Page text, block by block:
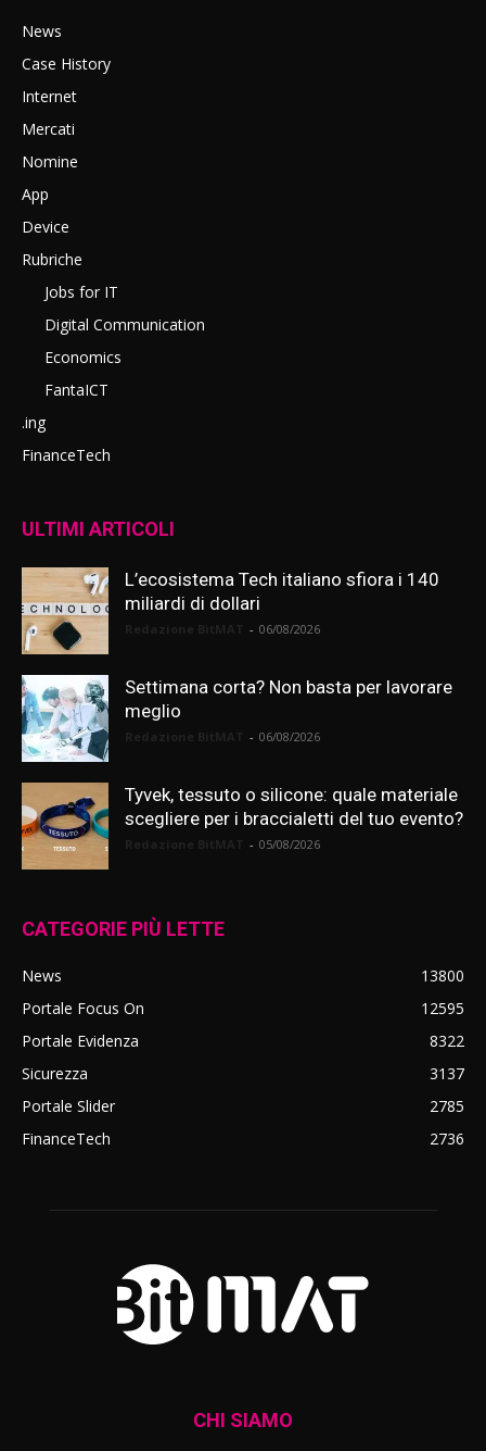
News
Case History
Internet
Mercati
Nomine
App
Device
Rubriche
Jobs for IT
Digital Communication
Economics
FantaICT
.ing
FinanceTech
ULTIMI ARTICOLI
L’ecosistema Tech italiano sfiora i 140
miliardi di dollari
- 06/08/2026
Settimana corta? Non basta per lavorare
meglio
- 06/08/2026
Tyvek, tessuto o silicone: quale materiale
scegliere per i braccialetti del tuo evento?
- 05/08/2026
CATEGORIE PIÙ LETTE
News
13800
Portale Focus On
12595
Portale Evidenza
8322
Sicurezza
3137
Portale Slider
2785
FinanceTech
2736
CHI SIAMO